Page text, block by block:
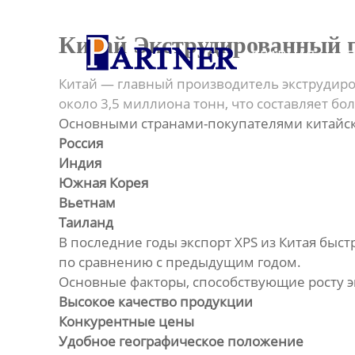
ГЛАВНАЯ
Линия по производству
спиральновитых труб из ПНД
Линия по производству
экструдированного
пенополистирола
Линия по производству
водопроводных труб из ПНД
Оборудование для
производства труб со
структурированной стенкой
Китай Экструдированный
Китай — главный производитель
около 3,5 миллиона тонн, что составляет
Основными странами-покупателями
Россия
Индия
Южная Корея
Вьетнам
Таиланд
В последние годы экспорт XPS из Китая
по сравнению с предыдущим годом.
Основные факторы, способствующие росту
Высокое качество продукции
Конкурентные цены
Удобное географическое положение